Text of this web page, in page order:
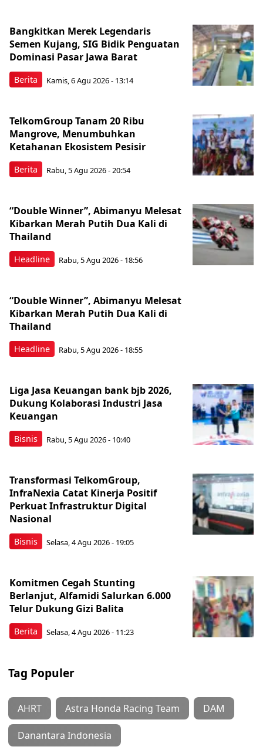
Berita
Bangkitkan Merek Legendaris
Semen Kujang, SIG Bidik Penguatan
Dominasi Pasar Jawa Barat
Kamis, 6 Agu 2026 - 13:14
Berita
TelkomGroup Tanam 20 Ribu
Mangrove, Menumbuhkan
Ketahanan Ekosistem Pesisir
Rabu, 5 Agu 2026 - 20:54
Headline
“Double Winner”, Abimanyu Melesat
Kibarkan Merah Putih Dua Kali di
Thailand
Rabu, 5 Agu 2026 - 18:56
Headline
“Double Winner”, Abimanyu Melesat
Kibarkan Merah Putih Dua Kali di
Thailand
Rabu, 5 Agu 2026 - 18:55
Bisnis
Liga Jasa Keuangan bank bjb 2026,
Dukung Kolaborasi Industri Jasa
Keuangan
Rabu, 5 Agu 2026 - 10:40
Bisnis
Transformasi TelkomGroup,
InfraNexia Catat Kinerja Positif
Perkuat Infrastruktur Digital
Nasional
Selasa, 4 Agu 2026 - 19:05
Berita
Komitmen Cegah Stunting
Berlanjut, Alfamidi Salurkan 6.000
Telur Dukung Gizi Balita
Selasa, 4 Agu 2026 - 11:23
Tag Populer
AHRT Astra Honda Racing Team DAM
Danantara Indonesia